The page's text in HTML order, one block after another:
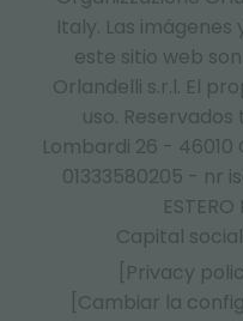
Italy. Las
este sitio web
Orlandelli s.r.l. El
uso.
Lombardi 26 - 46010
01333580205 - nr
Capital
[Privacy
[Cambiar la